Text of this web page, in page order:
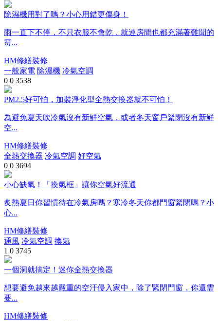
除濕機用對了嗎？小心用錯更傷身！
雨一直下不停，不只衣服不會乾，就連房間也都充滿著難聞的
霉...
HM修繕裝修
一般家電 除濕機 冷氣空調
0 0 3538
PM2.5好可怕，加裝淨化型全熱交換器就不可怕！
為避免夏天吹冷氣沒有新鮮空氣，或者冬天窗戶緊閉沒有新鮮
空...
HM修繕裝修
全熱交換器 冷氣空調 好空氣
0 0 3694
小心缺氧！「換氣框」讓你空氣好流通
炙熱夏日你習慣待在冷氣房嗎？寒冷冬天你都門窗緊閉嗎？小
心...
HM修繕裝修
通風 冷氣空調 換氣
1 0 3745
一個洞就搞定！迷你全熱交換器
想要避免越來越嚴重的空汙侵入家中，除了緊閉門窗，你還需
要...
HM修繕裝修